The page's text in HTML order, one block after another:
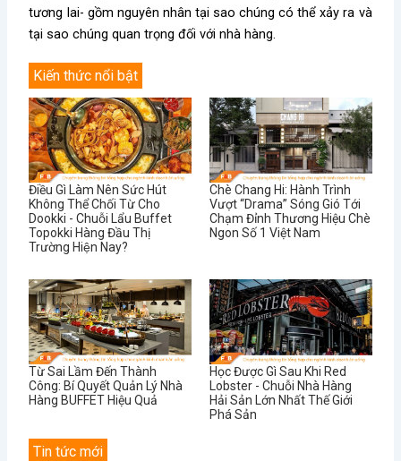
tương lai- gồm nguyên nhân tại sao chúng có thể xảy ra và
tại sao chúng quan trọng đối với nhà hàng.
Kiến thức nổi bật
Điều Gì Làm Nên Sức Hút
Không Thể Chối Từ Cho
Dookki - Chuỗi Lẩu Buffet
Topokki Hàng Đầu Thị
Trường Hiện Nay?
Chè Chang Hi: Hành Trình
Vượt “Drama” Sóng Gió Tới
Chạm Đỉnh Thương Hiệu Chè
Ngon Số 1 Việt Nam
Từ Sai Lầm Đến Thành
Công: Bí Quyết Quản Lý Nhà
Hàng BUFFET Hiệu Quả
Học Được Gì Sau Khi Red
Lobster - Chuỗi Nhà Hàng
Hải Sản Lớn Nhất Thế Giới
Phá Sản
Tin tức mới